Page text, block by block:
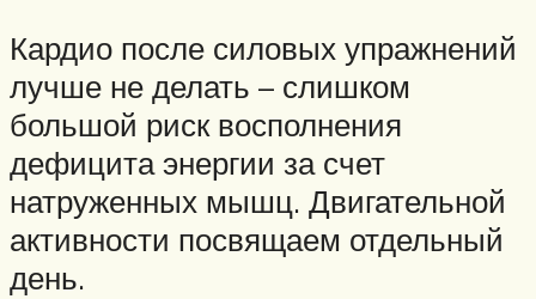
Кардио после силовых упражнений
лучше не делать – слишком
большой риск восполнения
дефицита энергии за счет
натруженных мышц. Двигательной
активности посвящаем отдельный
день.